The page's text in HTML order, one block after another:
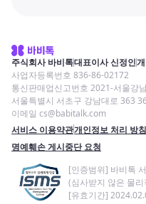
주식회사 바비톡대표이사 신정인
사업자등록번호 836-86-02172
통신판매업신고번호 2021-서울강
서울특별시 서초구 강남대로 363
이메일 cs@babitalk.com
서비스 이용약관개인정보 처리 방침
명예훼손 게시중단 요청
[인증범위] 바비톡
(심사받지 않은 물
[유효기간]